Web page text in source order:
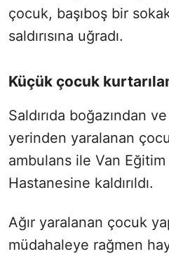
çocuk, başıboş bir
saldırısına uğradı.
Küçük çocuk
Saldırıda boğazından
yerinden yaralanan
ambulans ile Van Eğitim
Hastanesine kaldırıldı.
Ağır yaralanan çocuk
müdahaleye rağmen